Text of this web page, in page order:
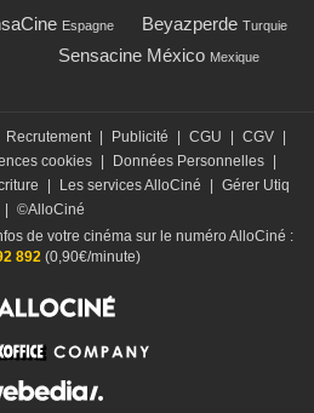
Espagne Beyazperde Turquie
Sensacine México Mexique
Recrutement Publicité CGU CGV
cookies Données Personnelles
Les services AlloCiné
Gérer Utiq
©AlloCiné
de votre cinéma sur le numéro AlloCiné :
892(0,90€/minute)